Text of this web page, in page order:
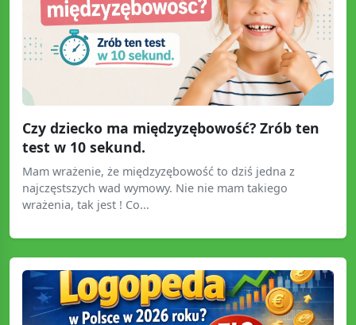
Czy dziecko ma międzyzębowość? Zrób ten
test w 10 sekund.
Mam wrażenie, że międzyzębowość to dziś jedna z
najczęstszych wad wymowy. Nie nie mam takiego
wrażenia, tak jest ! Co...